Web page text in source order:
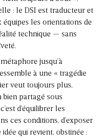
: le DSI est traducteur et
équipes les orientations de
technique — sans
jusqu’à
à une « tragédie
veut toujours plus,
bien partagé sous
d’équilibrer les
ces conditions, d’exposer
qui revient, obstinée :